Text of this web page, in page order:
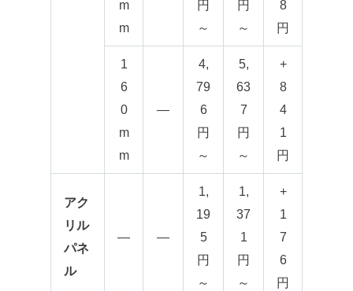
m
m
円
～
円
～
8
円
1
6
0
m
m
—
4,
79
6
円
～
5,
63
7
円
～
+
8
4
1
円
アク
リル
パネ
ル
— —
1,
19
5
円
～
1,
37
1
円
～
+
1
7
6
円